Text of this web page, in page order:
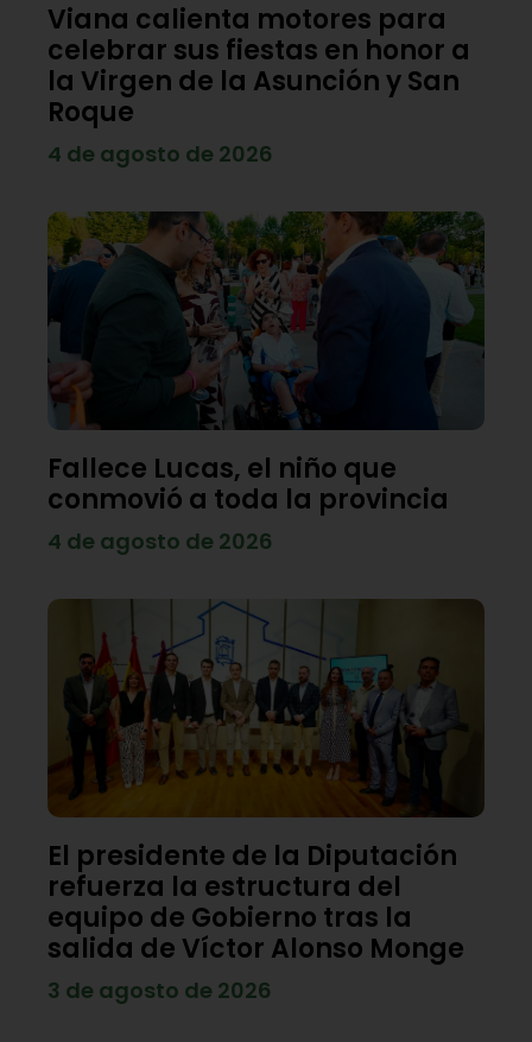
Viana calienta motores para
celebrar sus fiestas en honor a
la Virgen de la Asunción y San
Roque
4 de agosto de 2026
Fallece Lucas, el niño que
conmovió a toda la provincia
4 de agosto de 2026
El presidente de la Diputación
refuerza la estructura del
equipo de Gobierno tras la
salida de Víctor Alonso Monge
3 de agosto de 2026